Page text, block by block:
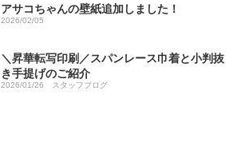
アサコちゃんの壁紙追加しました！
2026/02/05
＼昇華転写印刷／スパンレース巾着と小判抜
き手提げのご紹介
2026/01/26 スタッフブログ